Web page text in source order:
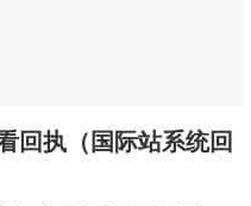
回执（国际站系统回